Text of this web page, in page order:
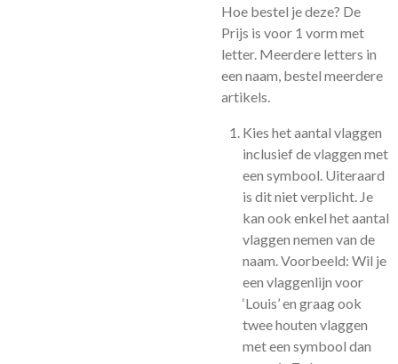
Hoe bestel je deze? De
Prijs is voor 1 vorm met
letter. Meerdere letters in
een naam, bestel meerdere
artikels.
Kies het aantal vlaggen
inclusief de vlaggen met
een symbool. Uiteraard
is dit niet verplicht. Je
kan ook enkel het aantal
vlaggen nemen van de
naam. Voorbeeld: Wil je
een vlaggenlijn voor
‘Louis’ en graag ook
twee houten vlaggen
met een symbool dan